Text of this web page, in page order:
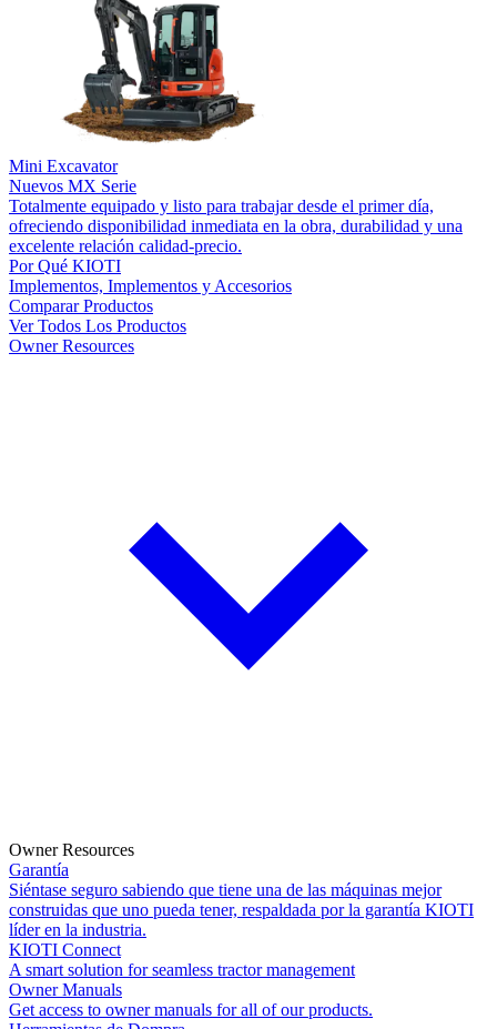
Mini Excavator
Nuevos MX Serie
Totalmente equipado y listo para trabajar desde el primer día,
ofreciendo disponibilidad inmediata en la obra, durabilidad y una
excelente relación calidad-precio.
Por Qué KIOTI
Implementos, Implementos y Accesorios
Comparar Productos
Ver Todos Los Productos
Owner Resources
Owner Resources
Garantía
Siéntase seguro sabiendo que tiene una de las máquinas mejor
construidas que uno pueda tener, respaldada por la garantía KIOTI
líder en la industria.
KIOTI Connect
A smart solution for seamless tractor management
Owner Manuals
Get access to owner manuals for all of our products.